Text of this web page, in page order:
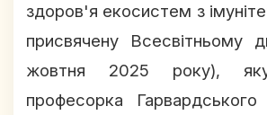
здоров'я екосистем з
присвячену Всесвітньому
жовтня 2025 року),
професорка Гарвардського